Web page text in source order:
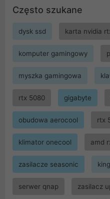
Często szukane
dysk ssd karta nvidia
komputer gamingowy
myszka gamingowa
rtx 5080 gigabyte
obudowa aerocool rtx
klimator onecool amd
zasilacze seasonic
serwer qnap zasilacz